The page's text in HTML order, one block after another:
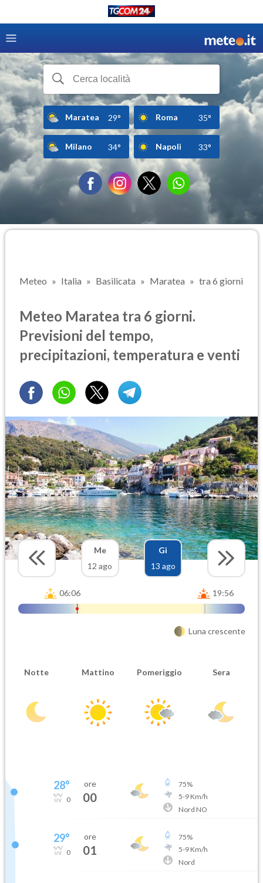
Maratea 29° Roma 35°
Milano 34° Napoli 33°
Meteo Italia Basilicata Maratea tra 6 giorni
Meteo Maratea tra 6 giorni.
Previsioni del tempo,
precipitazioni, temperatura e venti
Me
12 ago
Gi
13 ago
06:06 19:56
Luna crescente
Notte Mattino Pomeriggio Sera
28°
0
ore
00
75%
5-9Km/h
Nord NO
29°
0
ore
01
75%
5-9Km/h
Nord